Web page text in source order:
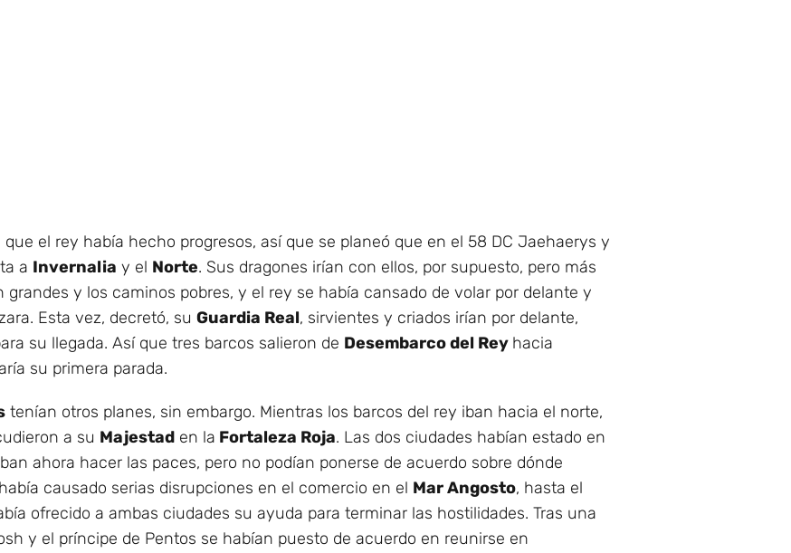
el rey había hecho progresos, así que se planeó que en el 58 DC Jaehaerys y
a Invernalia y el Norte. Sus dragones irían con ellos, por supuesto, pero más
grandes y los caminos pobres, y el rey se había cansado de volar por delante y
Esta vez, decretó, su Guardia Real, sirvientes y criados irían por delante,
su llegada. Así que tres barcos salieron de Desembarco del Rey hacia
su primera parada.
tenían otros planes, sin embargo. Mientras los barcos del rey iban hacia el norte,
a su Majestad en la Fortaleza Roja. Las dos ciudades habían estado en
ahora hacer las paces, pero no podían ponerse de acuerdo sobre dónde
causado serias disrupciones en el comercio en el Mar Angosto, hasta el
ofrecido a ambas ciudades su ayuda para terminar las hostilidades. Tras una
y el príncipe de Pentos se habían puesto de acuerdo en reunirse en